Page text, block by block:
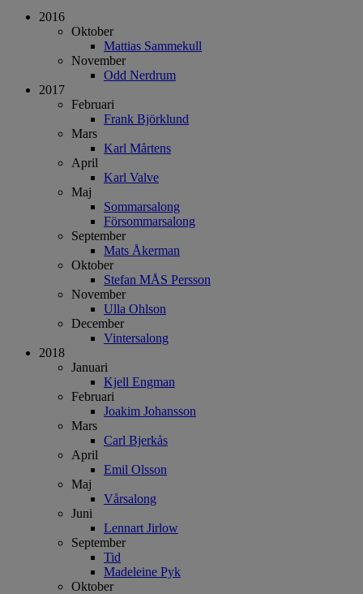
2016
Oktober
Mattias Sammekull
November
Odd Nerdrum
2017
Februari
Frank Björklund
Mars
Karl Mårtens
April
Karl Valve
Maj
Sommarsalong
Försommarsalong
September
Mats Åkerman
Oktober
Stefan MÅS Persson
November
Ulla Ohlson
December
Vintersalong
2018
Januari
Kjell Engman
Februari
Joakim Johansson
Mars
Carl Bjerkås
April
Emil Olsson
Maj
Vårsalong
Juni
Lennart Jirlow
September
Tid
Madeleine Pyk
Oktober